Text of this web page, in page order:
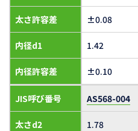
太さ許容差
内径d1
内径許容差
±0.08
1.42
±0.10
JIS呼び番号
太さd2
AS568-004
1.78